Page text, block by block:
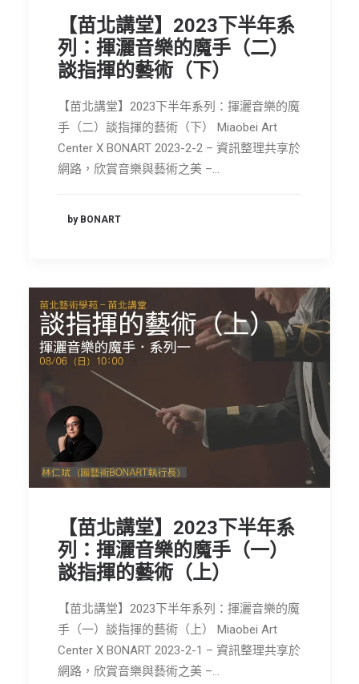
【苗北講堂】2023下半年系
列：揮灑音樂的魔手（二）
談指揮的藝術（下）
【苗北講堂】2023下半年系列：揮灑音樂的魔
手（二）談指揮的藝術（下） Miaobei Art
Center X BONART 2023-2-2 – 資訊整理共享於
網路，欣賞音樂與藝術之美 –…
by BONART
【苗北講堂】2023下半年系
列：揮灑音樂的魔手（一）
談指揮的藝術（上）
【苗北講堂】2023下半年系列：揮灑音樂的魔
手（一）談指揮的藝術（上） Miaobei Art
Center X BONART 2023-2-1 – 資訊整理共享於
網路，欣賞音樂與藝術之美 –…